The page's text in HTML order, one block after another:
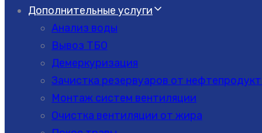
Дополнительные услуги
Анализ воды
Вывоз ТБО
Демеркуризация
Зачистка резервуаров от
Монтаж систем вентиляции
Очистка вентиляции от жира